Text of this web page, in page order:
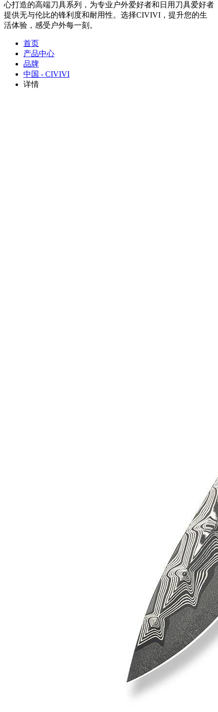
心打造的高端刀具系列，为专业户外爱好者和日用刀具爱好者
提供无与伦比的锋利度和耐用性。选择CIVIVI，提升您的生
活体验，感受户外每一刻。
首页
产品中心
品牌
中国 - CIVIVI
详情